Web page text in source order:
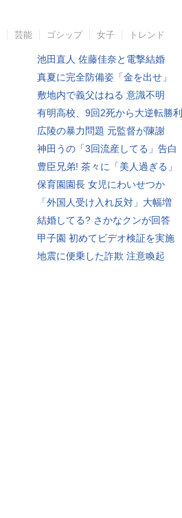
芸能 ゴシップ 女子 トレンド
池田直人 佐藤佳奈と電撃結婚
真夏に完全防備姿「金を出せ」
敷地内で義父はねる 意識不明
有明高校、9回2死から大逆転勝利
広陵の暴力問題 元監督が陳謝
神田うの「3回流産してる」告白
豊臣兄弟! 茶々に「美人過ぎる」
保育園園長 女児にわいせつか
「外国人受け入れ反対」大幅増
結婚してる? さかなクンが回答
甲子園 初めてビデオ検証を実施
地震に便乗した詐欺 注意喚起